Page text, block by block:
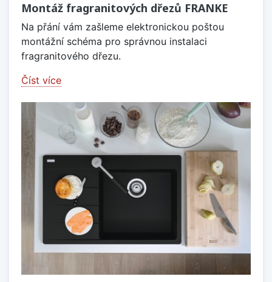
Montáž fragranitových dřezů FRANKE
Na přání vám zašleme elektronickou poštou
montážní schéma pro správnou instalaci
fragranitového dřezu.
Číst více